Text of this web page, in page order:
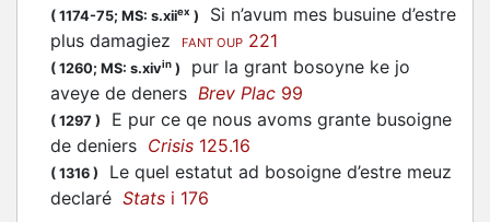
( 1174-75; MS: s.xiiex )
Si n’avum mes busuine d’estre
plus damagiez
FANT OUP 221
( 1260; MS: s.xivin )
pur la grant bosoyne ke jo
aveye de deners Brev Plac 99
( 1297 )
E pur ce qe nous avoms grante busoigne
de deniers Crisis 125.16
( 1316 )
Le quel estatut ad bosoigne d’estre meuz
declaré Stats i 176